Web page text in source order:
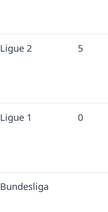
Ligue 2 5
Ligue 1 0
Bundesliga